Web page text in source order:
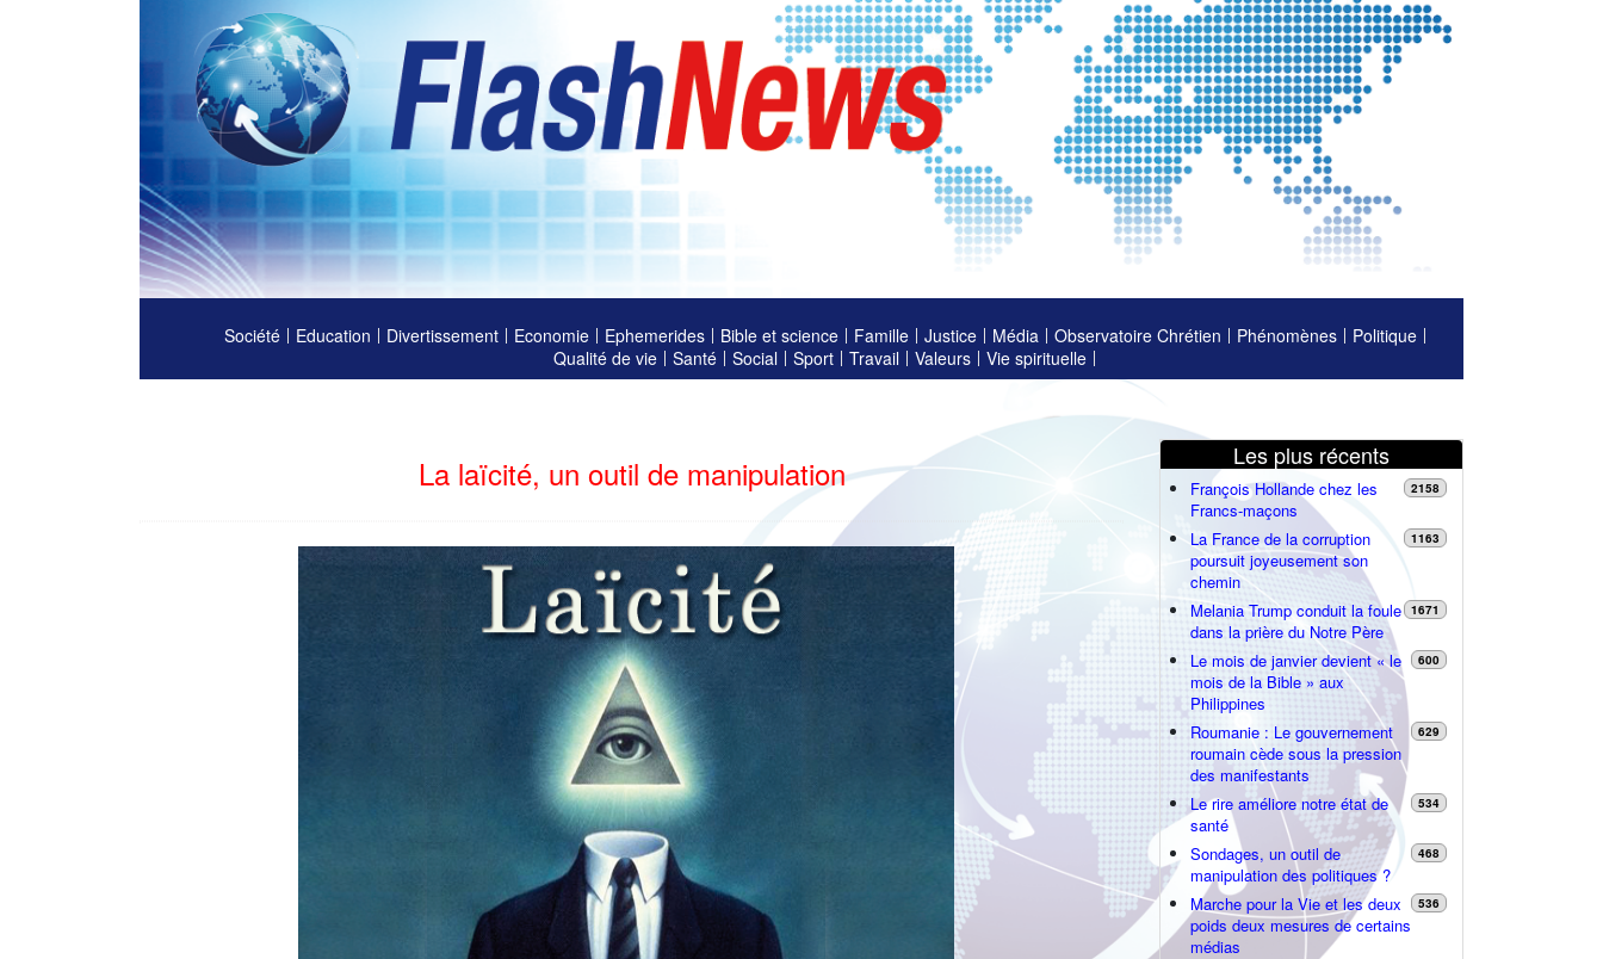
Société Education Divertissement Economie Ephemerides Bible et science Famille Justice Média Observatoire Chrétien Phénomènes
Politique
Qualité de vie
Santé Social Sport Travail Valeurs Vie spirituelle
La laïcité, un outil de manipulation Les plus récents
François Hollande chez les
Francs-maçons
2158
La France de la corruption
poursuit joyeusement son
chemin
1163
Melania Trump conduit la foule
dans la prière du Notre Père
1671
Le mois de janvier devient « le
mois de la Bible » aux
Philippines
600
Roumanie : Le gouvernement
roumain cède sous la pression
des manifestants
629
Le rire améliore notre état de
santé
534
Sondages, un outil de
manipulation des politiques ?
468
Marche pour la Vie et les deux
poids deux mesures de certains
médias
536